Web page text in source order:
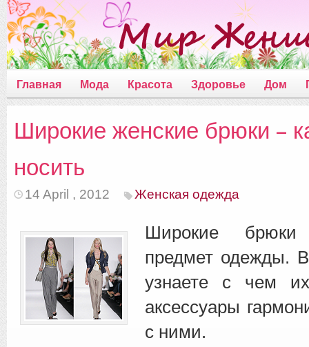
Главная Мода Красота Здоровье Дом
Широкие женские брюки –
носить
14 April , 2012 Женская одежда
Широкие
предмет одежды.
узнаете с чем
аксессуары
с ними.